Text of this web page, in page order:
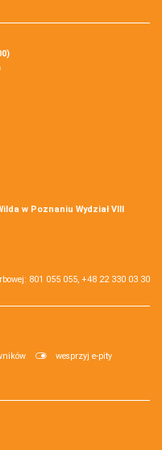
w Poznaniu Wydział VIII
801 055 055, +48 22 330 03 30
wesprzyj e-pity